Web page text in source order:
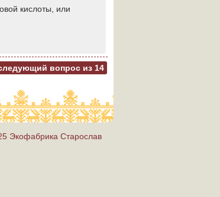
кислоты, или
вопрос из 14
Экофабрика Старослав